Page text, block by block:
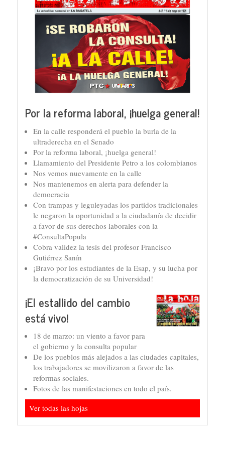
Por la reforma laboral, ¡huelga general!
En la calle responderá el pueblo la burla de la
ultraderecha en el Senado
Por la reforma laboral, ¡huelga general!
Llamamiento del Presidente Petro a los colombianos
Nos vemos nuevamente en la calle
Nos mantenemos en alerta para defender la
democracia
Con trampas y leguleyadas los partidos tradicionales
le negaron la oportunidad a la ciudadanía de decidir
a favor de sus derechos laborales con la
#ConsultaPopula
Cobra validez la tesis del profesor Francisco
Gutiérrez Sanín
¡Bravo por los estudiantes de la Esap, y su lucha por
la democratización de su Universidad!
¡El estallido del cambio
está vivo!
18 de marzo: un viento a favor para
el gobierno y la consulta popular
De los pueblos más alejados a las ciudades capitales,
los trabajadores se movilizaron a favor de las
reformas sociales.
Fotos de las manifestaciones en todo el país.
Ver todas las hojas